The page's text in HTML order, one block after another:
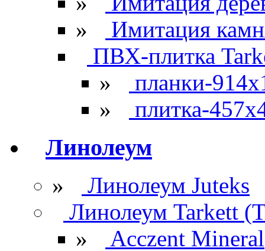
»
Имитация
ПВХ-плитка
»
планки-
»
плитка-
Линолеум
»
Линолеум Juteks
Линолеум Tarkett
»
Acczent Mineral